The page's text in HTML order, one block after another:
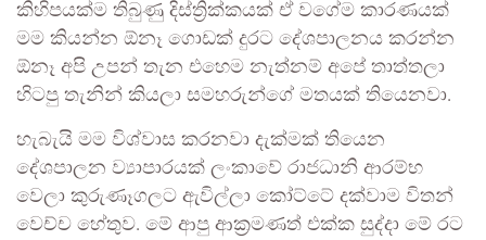
කිහිපයක්ම තිබුණු දිස්ත්‍රික්කයක් ඒ වගේම කාරණයක්
මම කියන්න ඕනෑ ගොඩක් දුරට දේශපාලනය කරන්න
ඕනෑ අපි උපන් තැන එහෙම නැත්නම් අපේ තාත්තලා
හිටපු තැනින් කියලා සමහරුන්ගේ මතයක් තියෙනවා.
හැබැයි මම විශ්වාස කරනවා දැක්මක් තියෙන
දේශපාලන ව්‍යාපාරයක් ලංකාවේ රාජධානි ආරම්භ
වෙලා කුරුණෑගලට ඇවිල්ලා කෝට්ටේ දක්වාම විතන්
වෙච්ච හේතුව. මේ ආපු ආක්‍රමණත් එක්ක සුද්දා මේ රට